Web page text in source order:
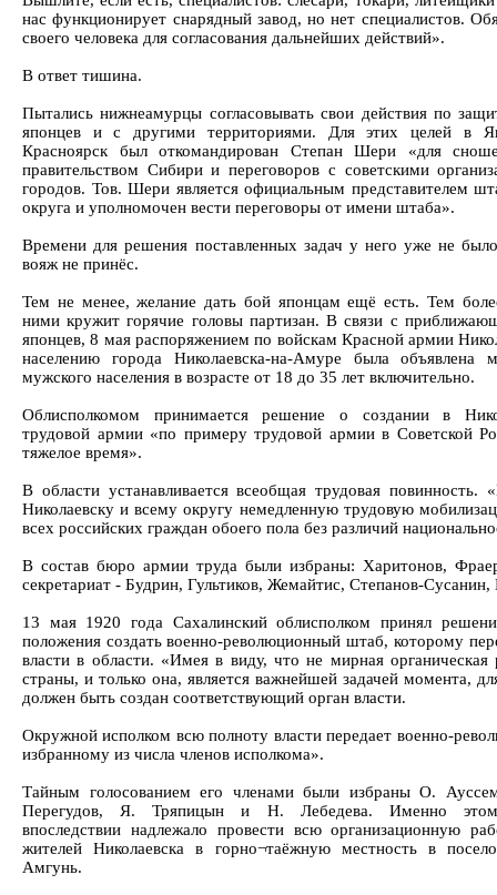
нас функционирует снарядный завод, но нет специалистов.
своего человека для согласования дальнейших действий».
В ответ тишина.
Пытались нижнеамурцы согласовывать свои действия по
японцев и с другими территориями. Для этих целей в
Красноярск был откомандирован Степан Шери «для
правительством Сибири и переговоров с советскими
городов. Тов. Шери является официальным представителем
округа и уполномочен вести переговоры от имени штаба».
Времени для решения поставленных задач у него уже не
вояж не принёс.
Тем не менее, желание дать бой японцам ещё есть. Тем
ними кружит горячие головы партизан. В связи с
японцев, 8 мая распоряжением по войскам Красной армии
населению города Николаевска-на-Амуре была объявлена
мужского населения в возрасте от 18 до 35 лет включительно.
Облисполкомом принимается решение о создании в
трудовой армии «по примеру трудовой армии в Советской
тяжелое время».
В области устанавливается всеобщая трудовая повинность.
Николаевску и всему округу немедленную трудовую
всех российских граждан обоего пола без различий
В состав бюро армии труда были избраны: Харитонов,
секретариат - Будрин, Гультиков, Жемайтис, Степанов-Сусанин,
13 мая 1920 года Сахалинский облисполком принял
положения создать военно-революционный штаб, которому
власти в области. «Имея в виду, что не мирная органическая
страны, и только она, является важнейшей задачей момента,
должен быть создан соответствующий орган власти.
Окружной исполком всю полноту власти передает военно-
избранному из числа членов исполкома».
Тайным голосованием его членами были избраны О.
Перегудов, Я. Тряпицын и Н. Лебедева. Именно
впоследствии надлежало провести всю организационную
жителей Николаевска в горно¬таёжную местность в
Амгунь.